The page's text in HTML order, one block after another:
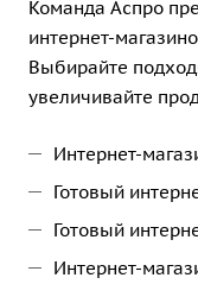
Команда Аспро
интернет-
Выбирайте
увеличивайте
Интернет-
Готовый
Готовый
Интернет-